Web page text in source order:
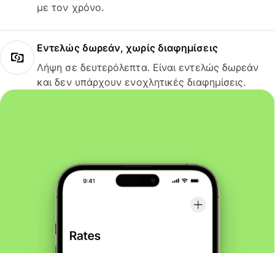
με τον χρόνο.
Εντελώς δωρεάν, χωρίς διαφημίσεις
Λήψη σε δευτερόλεπτα. Είναι εντελώς δωρεάν
και δεν υπάρχουν ενοχλητικές διαφημίσεις.